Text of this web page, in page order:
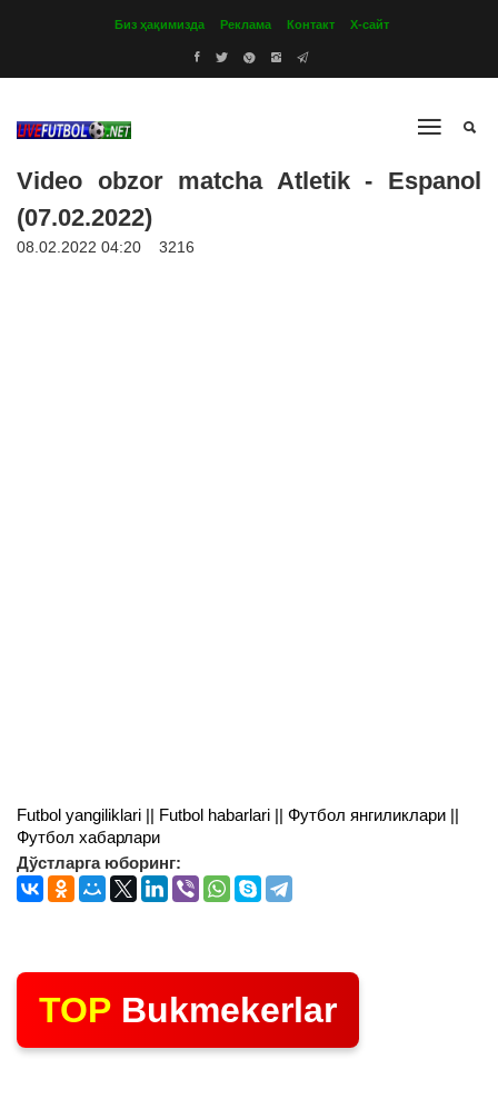
Биз ҳақимизда Реклама Контакт Х-сайт
Video obzor matcha Atletik - Espanol
(07.02.2022)
08.02.2022 04:20 3216
Futbol yangiliklari || Futbol habarlari || Футбол янгиликлари ||
Футбол хабарлари
Дўстларга юборинг:
TOP Bukmekerlar